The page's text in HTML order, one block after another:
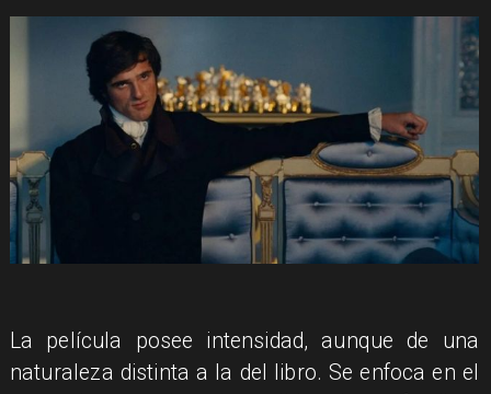
​La película posee intensidad, aunque de una
naturaleza distinta a la del libro. Se enfoca en el